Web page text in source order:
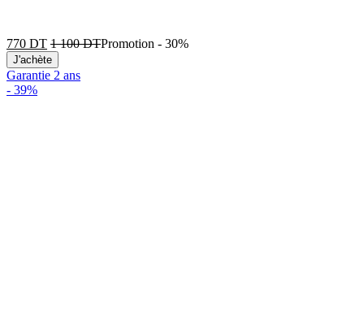
770 DT 1 100DTPromotion - 30%
J'achète
Garantie 2 ans
- 39%